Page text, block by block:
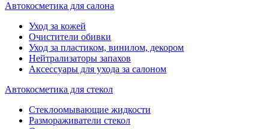
Автокосметика для салона
Уход за кожей
Очистители обивки
Уход за пластиком, винилом, декором
Нейтрализаторы запахов
Аксессуары для ухода за салоном
Автокосметика для стекол
Стеклоомывающие жидкости
Размораживатели стекол